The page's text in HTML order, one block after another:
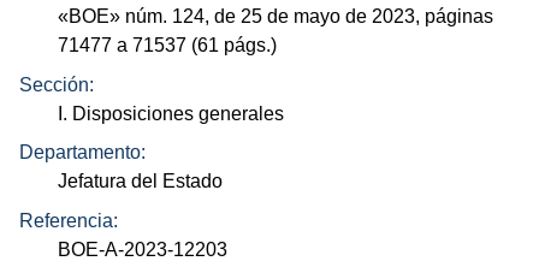
«BOE» núm. 124, de 25 de mayo de 2023, páginas
71477 a 71537 (61 págs.)
Sección:
I. Disposiciones generales
Departamento:
Jefatura del Estado
Referencia:
BOE-A-2023-12203